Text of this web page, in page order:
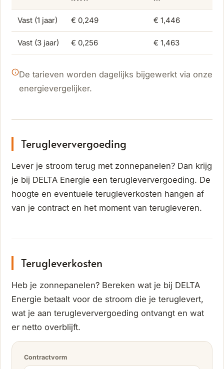
Vast (1 jaar) € 0,249 € 1,446
Vast (3 jaar) € 0,256 € 1,463
De tarieven worden dagelijks bijgewerkt via onze
energievergelijker.
Terugleververgoeding
Lever je stroom terug met zonnepanelen? Dan krijg
je bij DELTA Energie een terugleververgoeding. De
hoogte en eventuele terugleverkosten hangen af
van je contract en het moment van terugleveren.
Terugleverkosten
Heb je zonnepanelen? Bereken wat je bij DELTA
Energie betaalt voor de stroom die je teruglevert,
wat je aan terugleververgoeding ontvangt en wat
er netto overblijft.
Contractvorm